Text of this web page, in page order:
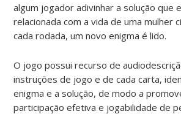
algum jogador adivinhar a solução que
relacionada com a vida de uma mulher
cada rodada, um novo enigma é lido.
O jogo possui recurso de
instruções de jogo e de cada carta,
enigma e a solução, de modo a
participação efetiva e jogabilidade de